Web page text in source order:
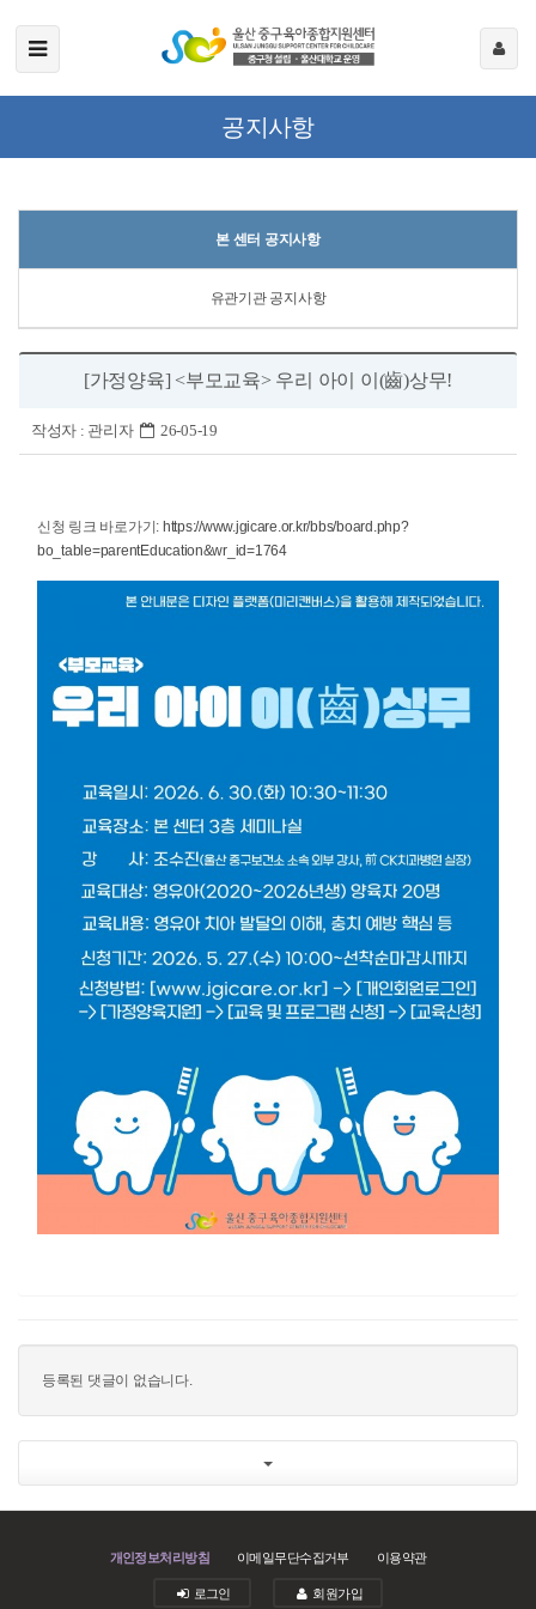
공지사항
본 센터 공지사항
유관기관 공지사항
[가정양육] <부모교육> 우리 아이 이(齒)상무!
작성자 : 관리자 26-05-19
신청 링크 바로가기: https://www.jgicare.or.kr/bbs/board.php?
bo_table=parentEducation&wr_id=1764
등록된 댓글이 없습니다.
개인정보처리방침 이메일무단수집거부 이용약관
로그인 회원가입